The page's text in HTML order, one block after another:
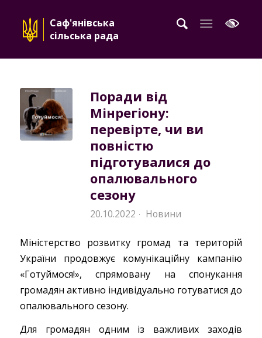
Саф'янівська
сільська рада
Поради від
Мінрегіону:
перевірте, чи ви
повністю
підготувалися до
опалювального
сезону
20.10.2022 · Новини
Міністерство розвитку громад та територій
України продовжує комунікаційну кампанію
«Готуймося!», спрямовану на спонукання
громадян активно індивідуально готуватися до
опалювального сезону.
Для громадян одним із важливих заходів